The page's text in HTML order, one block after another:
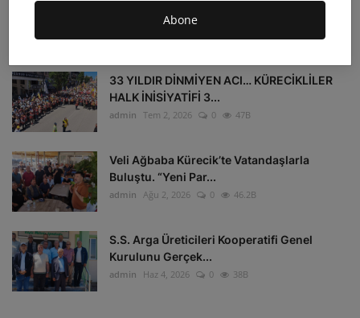
Abone
GES PROJESİNE SERT T...
33 YILDIR DİNMİYEN ACI… KÜRECİKLİLER
HALK İNİSİYATİFİ 3...
admin Tem 2, 2026 0 47B
Veli Ağbaba Kürecik’te Vatandaşlarla
Buluştu. “Yeni Par...
admin Ağu 2, 2026 0 46.2B
S.S. Arga Üreticileri Kooperatifi Genel
Kurulunu Gerçek...
admin Haz 4, 2026 0 38B